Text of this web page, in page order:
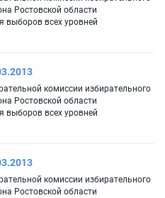
Ростовской области
выборов всех уровней
комиссии избирательного
Ростовской области
выборов всех уровней
комиссии избирательного
Ростовской области